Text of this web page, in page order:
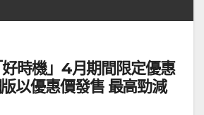
時機」4月期間限定優惠
惠價發售 最高勁減